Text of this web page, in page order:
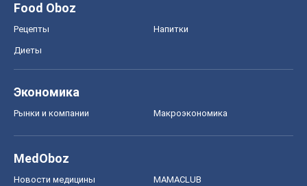
Food Oboz
Рецепты Напитки
Диеты
Экономика
Рынки и компании Mакроэкономика
MedOboz
Новости медицины MAMACLUB